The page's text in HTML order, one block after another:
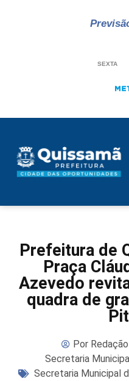
Prefeitura de
Praça
Azevedo
quadra de
PorRedação
Secretaria
Secretaria Municipal